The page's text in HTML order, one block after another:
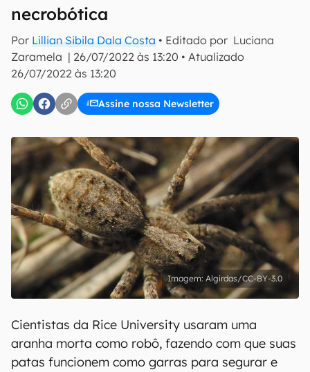
necrobótica
Por Lillian Sibila Dala Costa • Editado por Luciana
Zaramela | 26/07/2022 às 13:20 • Atualizado
26/07/2022 às 13:20
Assine nossa Newsletter
inscreva-se
Uso e Política de Privacidade do Canaltech.
Algirdas/CC-BY-3.0
Cientistas da Rice University usaram uma
aranha morta como robô, fazendo com que suas
patas funcionem como garras para segurar e